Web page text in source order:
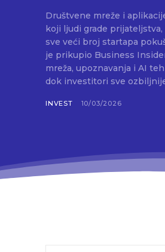
Društvene mreže i
koji ljudi grade
sve veći broj startapa pokušava da
je prikupio Business
mreža, upoznavanja i AI
INVEST 10/03/2026